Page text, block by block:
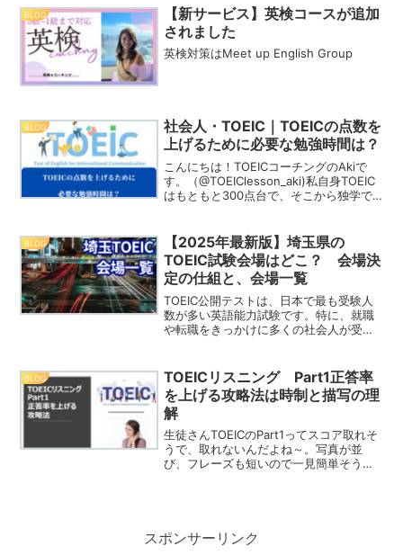
し、独学で半年勉強した結果、...
BLOG
【新サービス】英検コースが追加
されました
英検対策はMeet up English Group
BLOG
社会人・TOEIC｜TOEICの点数を
上げるために必要な勉強時間は？
こんにちは！TOEICコーチングのAkiで
す。（@TOEIClesson_aki)私自身TOEIC
はもともと300点台で、そこから独学で
インスタも更新してますので...
BLOG
【2025年最新版】埼玉県の
TOEIC試験会場はどこ？ 会場決
定の仕組と、会場一覧
TOEIC公開テストは、日本で最も受験人
数が多い英語能力試験です。特に、就職
や転職をきっかけに多くの社会人が受験
本の大企業の６割が、採用時に、TOEIC
スコアを参考...
BLOG
TOEICリスニング Part1正答率
を上げる攻略法は時制と描写の理
解
生徒さんTOEICのPart1ってスコア取れそ
うで、取れないんだよね～。写真が並
び、フレーズも短いので一見簡単そうに
スポンサーリンク